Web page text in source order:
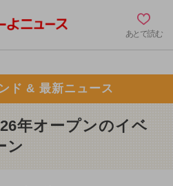
あとで読む
ド & 最新ニュース
年オープンのイベ
ン